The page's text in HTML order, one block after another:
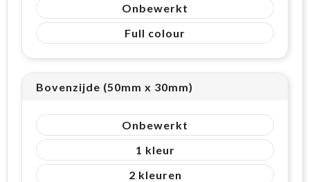
Onbewerkt
Full colour
Bovenzijde (50mm x 30mm)
Onbewerkt
1
2